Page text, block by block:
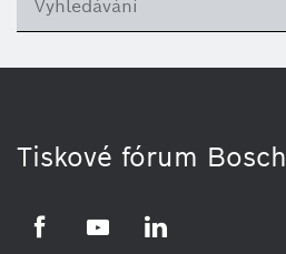
Tiskové fórum Bosch